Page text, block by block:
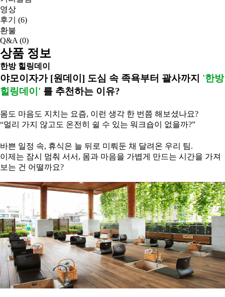
영상
후기 (6)
환불
Q&A (0)
상품 정보
한방 힐링데이
야모이자가 [원데이] 도심 속 족욕부터 괄사까지 '한방
힐링데이' 를 추천하는 이유?
몸도 마음도 지치는 요즘, 이런 생각 한 번쯤 해보셨나요?
“멀리 가지 않고도 온전히 쉴 수 있는 워크숍이 없을까?”
바쁜 일정 속, 휴식은 늘 뒤로 미뤄둔 채 달려온 우리 팀.
이제는 잠시 멈춰 서서, 몸과 마음을 가볍게 만드는 시간을 가져
보는 건 어떨까요?